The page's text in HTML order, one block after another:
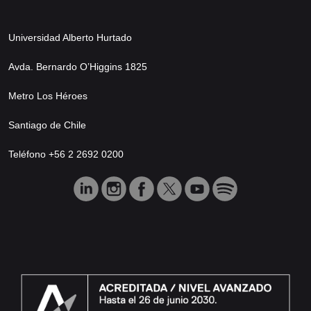
Universidad Alberto Hurtado
Avda. Bernardo O’Higgins 1825
Metro Los Héroes
Santiago de Chile
Teléfono +56 2 2692 0200